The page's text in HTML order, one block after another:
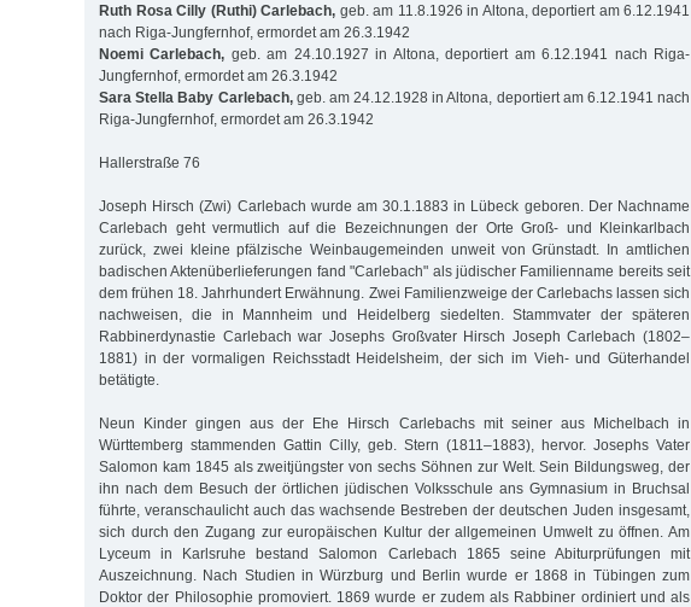
Ruth Rosa Cilly (Ruthi) Carlebach, geb. am 11.8.1926 in Altona, deportiert am 6.12.1941
nach Riga-Jungfernhof, ermordet am 26.3.1942
Noemi Carlebach, geb. am 24.10.1927 in Altona, deportiert am 6.12.1941 nach Riga-
Jungfernhof, ermordet am 26.3.1942
Sara Stella Baby Carlebach,geb. am 24.12.1928 in Altona, deportiert am 6.12.1941 nach
Riga-Jungfernhof, ermordet am 26.3.1942
Hallerstraße 76
Joseph Hirsch (Zwi) Carlebach wurde am 30.1.1883 in Lübeck geboren. Der Nachname
Carlebach geht vermutlich auf die Bezeichnungen der Orte Groß- und Kleinkarlbach
zurück, zwei kleine pfälzische Weinbaugemeinden unweit von Grünstadt. In amtlichen
badischen Aktenüberlieferungen fand "Carlebach" als jüdischer Familienname bereits seit
dem frühen 18. Jahrhundert Erwähnung. Zwei Familienzweige der Carlebachs lassen sich
nachweisen, die in Mannheim und Heidelberg siedelten. Stammvater der späteren
Rabbinerdynastie Carlebach war Josephs Großvater Hirsch Joseph Carlebach (1802–
1881) in der vormaligen Reichsstadt Heidelsheim, der sich im Vieh- und Güterhandel
betätigte.
Neun Kinder gingen aus der Ehe Hirsch Carlebachs mit seiner aus Michelbach in
Württemberg stammenden Gattin Cilly, geb. Stern (1811–1883), hervor. Josephs Vater
Salomon kam 1845 als zweitjüngster von sechs Söhnen zur Welt. Sein Bildungsweg, der
ihn nach dem Besuch der örtlichen jüdischen Volksschule ans Gymnasium in Bruchsal
führte, veranschaulicht auch das wachsende Bestreben der deutschen Juden insgesamt,
sich durch den Zugang zur europäischen Kultur der allgemeinen Umwelt zu öffnen. Am
Lyceum in Karlsruhe bestand Salomon Carlebach 1865 seine Abiturprüfungen mit
Auszeichnung. Nach Studien in Würzburg und Berlin wurde er 1868 in Tübingen zum
Doktor der Philosophie promoviert. 1869 wurde er zudem als Rabbiner ordiniert und als